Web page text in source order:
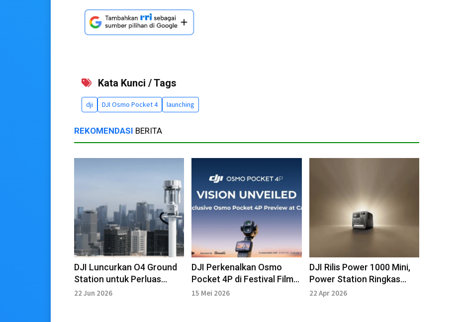
Kata Kunci / Tags
dji DJI Osmo Pocket 4 launching
REKOMENDASI BERITA
DJI Luncurkan O4 Ground
Station untuk Perluas
Jangkauan Operasi Drone
22 Jun 2026
DJI Perkenalkan Osmo
Pocket 4P di Festival Film
Cannes 2026
15 Mei 2026
DJI Rilis Power 1000 Mini,
Power Station Ringkas
1kWh
22 Apr 2026